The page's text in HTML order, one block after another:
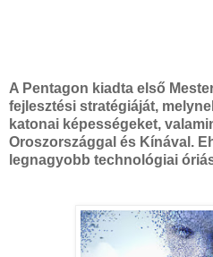
A Pentagon kiadta első
fejlesztési stratégiáját,
katonai képességeket,
Oroszországgal és Kínával.
legnagyobb technológiai